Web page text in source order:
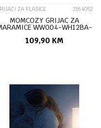
ZA FLAŠICE 2164052
MOMCOZY GRIJAC ZA
WW004-WH12BA-
109,90 KM